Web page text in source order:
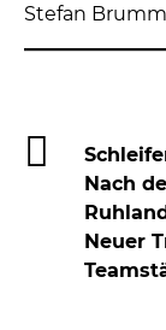
Stefan
Nach
Neuer